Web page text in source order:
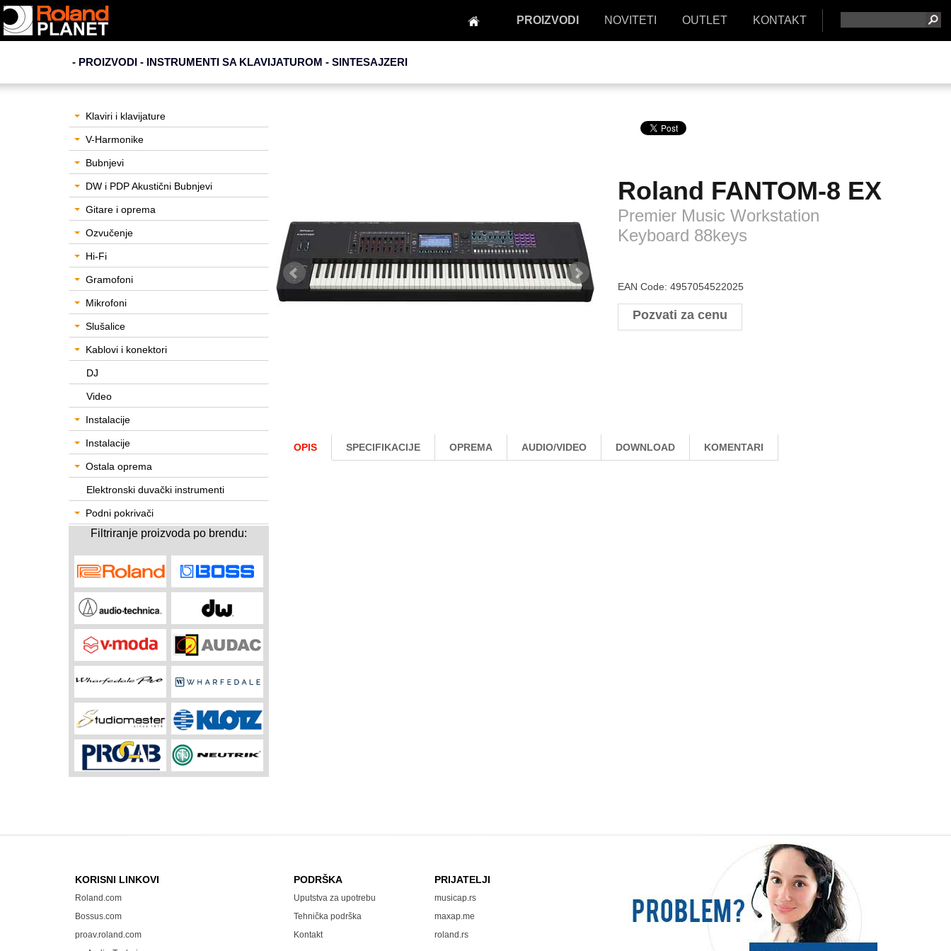
PROIZVODI NOVITETI OUTLET KONTAKT
- PROIZVODI - INSTRUMENTI SA KLAVIJATUROM - SINTESAJZERI
Klaviri i klavijature
V-Harmonike
Bubnjevi
DW i PDP Akustični Bubnjevi
Gitare i oprema
Ozvučenje
Hi-Fi
Gramofoni
Mikrofoni
Slušalice
Kablovi i konektori
DJ
Video
Instalacije
Instalacije
Ostala oprema
Elektronski duvački instrumenti
Podni pokrivači
Filtriranje proizvoda po brendu:
Roland FANTOM-8 EX
Premier Music Workstation
Keyboard 88keys
EAN Code: 4957054522025
Pozvati za cenu
OPIS SPECIFIKACIJE OPREMA AUDIO/VIDEO DOWNLOAD KOMENTARI
KORISNI LINKOVI
Roland.com
Bossus.com
proav.roland.com
PODRŠKA
Uputstva za upotrebu
Tehnička podrška
Kontakt
PRIJATELJI
musicap.rs
maxap.me
roland.rs